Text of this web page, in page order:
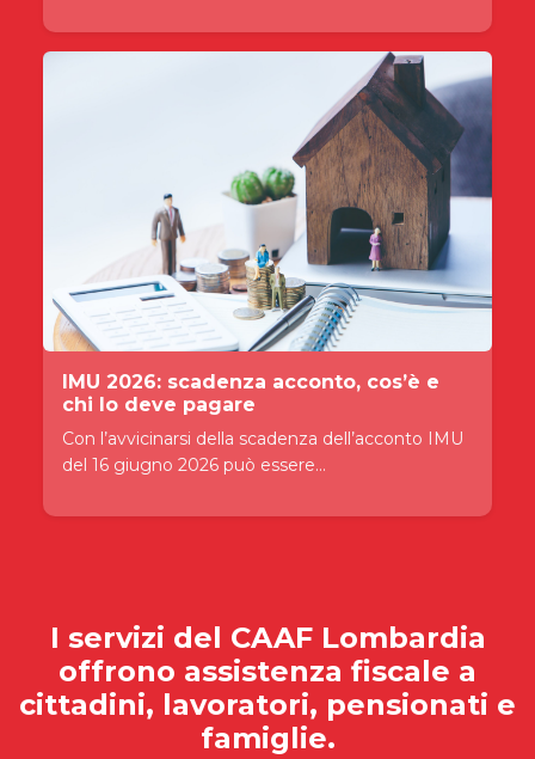
IMU 2026: scadenza acconto, cos’è e
chi lo deve pagare
Con l’avvicinarsi della scadenza dell’acconto IMU
del 16 giugno 2026 può essere...
I servizi del CAAF Lombardia
offrono assistenza fiscale a
cittadini, lavoratori, pensionati e
famiglie.